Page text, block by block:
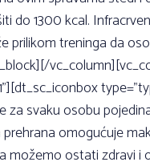
1300 kcal.
prilikom treninga da
svaku osobu
omogućuje
ostati zdravi